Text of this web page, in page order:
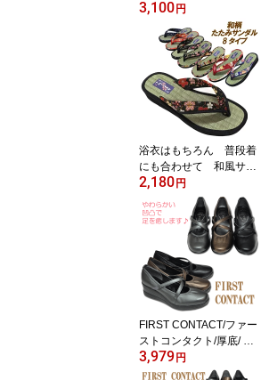
ンダル、和風サンダル、
和柄サンダルカジュアル
【売れ筋】
3,100円
浴衣はもちろん 普段着
にも合わせて 和風サン
ダル、和柄サンダル【売
2,180円
FIRST CONTACT/ファー
ストコンタクト/厚底/ ウ
ェッジソール/パンプス/
ウォーキングシューズ/
3,979円